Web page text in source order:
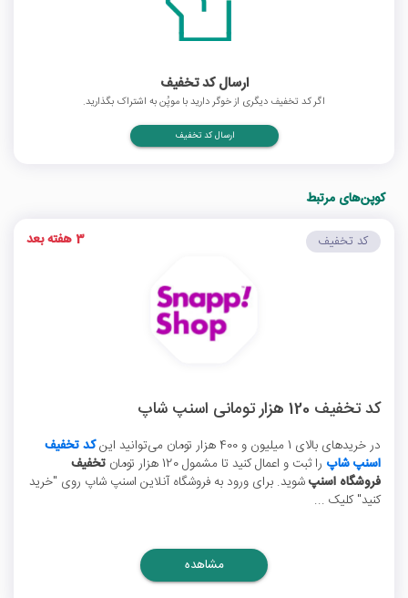
ارسال کد تخفیف
اگر کد تخفیف دیگری از خوگر دارید با موپُن به اشتراک بگذارید.
ارسال کد تخفیف
کوپن‌های مرتبط
کد تخفیف 120 هزار تومانی اسنپ شاپ
در خریدهای بالای 1 میلیون و 400 هزار تومان می‌توانید این
کد تخفیف
اسنپ شاپ را ثبت و اعمال کنید تا مشمول 120 هزار تومان
تخفیف
فروشگاه اسنپشوید. برای ورود به فروشگاه آنلاین اسنپ شاپ روی "خرید
کنید" کلیک ...
کد تخفیف 3 هفته بعد
مشاهده